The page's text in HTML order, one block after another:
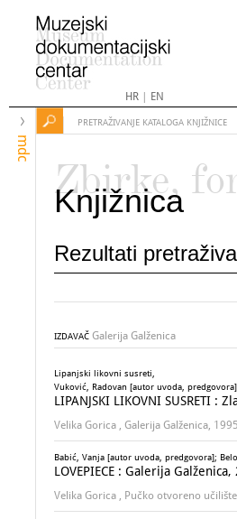
HR| EN
mdc
PRETRAŽIVANJE KATALOGA KNJIŽNICE
Zbirke,
Knjižnica
Rezultati
IZDAVAČ Galerija Galženica
Lipanjski likovni susreti,
Vuković, Radovan [autor uvoda, predgovora]
LIPANJSKI LIKOVNI SUSRETI
Velika Gorica , Galerija Galženica, 1995
Babić, Vanja [autor uvoda, predgovora];
LOVEPIECE : Galerija
Velika Gorica , Pučko otvoreno